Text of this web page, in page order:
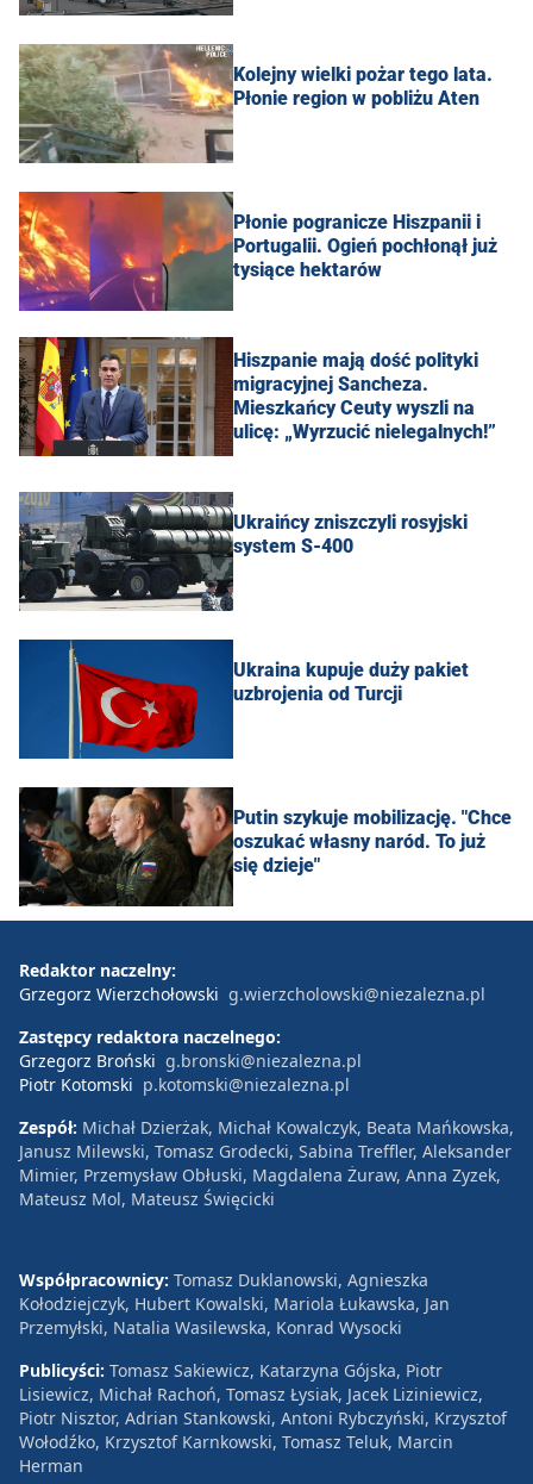
Kolejny wielki pożar tego lata.
Płonie region w pobliżu Aten
Płonie pogranicze Hiszpanii i
Portugalii. Ogień pochłonął już
tysiące hektarów
Hiszpanie mają dość polityki
migracyjnej Sancheza.
Mieszkańcy Ceuty wyszli na
ulicę: „Wyrzucić nielegalnych!”
Ukraińcy zniszczyli rosyjski
system S-400
Ukraina kupuje duży pakiet
uzbrojenia od Turcji
Putin szykuje mobilizację. "Chce
oszukać własny naród. To już
się dzieje"
Redaktor naczelny:
Grzegorz Wierzchołowski g.wierzcholowski@niezalezna.pl
Zastępcy redaktora naczelnego:
Grzegorz Broński g.bronski@niezalezna.pl
Piotr Kotomski p.kotomski@niezalezna.pl
Zespół: Michał Dzierżak, Michał Kowalczyk, Beata Mańkowska,
Janusz Milewski, Tomasz Grodecki, Sabina Treffler, Aleksander
Mimier, Przemysław Obłuski, Magdalena Żuraw, Anna Zyzek,
Mateusz Mol, Mateusz Święcicki
Współpracownicy: Tomasz Duklanowski, Agnieszka
Kołodziejczyk, Hubert Kowalski, Mariola Łukawska, Jan
Przemyłski, Natalia Wasilewska, Konrad Wysocki
Publicyści: Tomasz Sakiewicz, Katarzyna Gójska, Piotr
Lisiewicz, Michał Rachoń, Tomasz Łysiak, Jacek Liziniewicz,
Piotr Nisztor, Adrian Stankowski, Antoni Rybczyński, Krzysztof
Wołodźko, Krzysztof Karnkowski, Tomasz Teluk, Marcin
Herman